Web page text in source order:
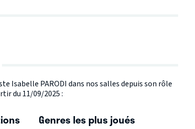
Isabelle PARODI dans nos salles depuis son rôle
du 11/09/2025 :
Genres les plus joués